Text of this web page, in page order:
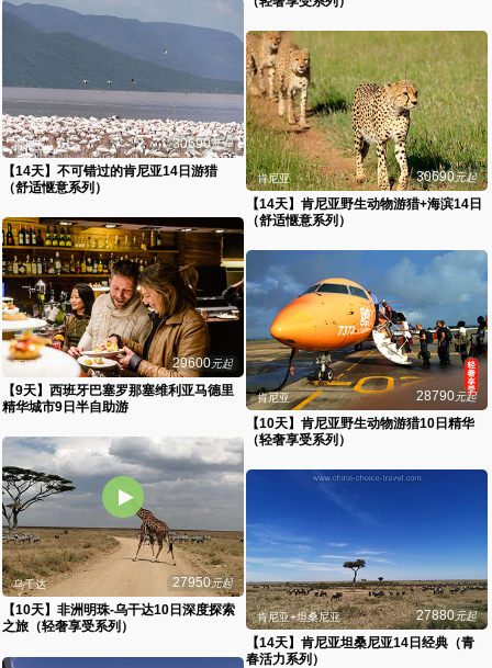
30690元起
肯尼亚
【14天】不可错过的肯尼亚14日游猎
（舒适惬意系列）
30690元起
肯尼亚
【14天】肯尼亚野生动物游猎+海滨14日
（舒适惬意系列）
29600元起
西班牙
【9天】西班牙巴塞罗那塞维利亚马德里
精华城市9日半自助游
28790元起
肯尼亚
【10天】肯尼亚野生动物游猎10日精华
（轻奢享受系列）
27950元起
乌干达
【10天】非洲明珠-乌干达10日深度探索
之旅（轻奢享受系列）
27880元起
肯尼亚+坦桑尼亚
【14天】肯尼亚坦桑尼亚14日经典（青
春活力系列）